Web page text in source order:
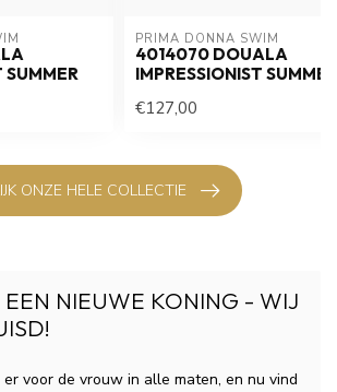
SUMMER
PRIMA DONNA SWIM
4014070 DOUALA
IMPRESSIONIST SUMMER
€127,00
ONZE HELE COLLECTIE
NIEUWE KONING - WIJ
voor de vrouw in alle maten, en nu vind